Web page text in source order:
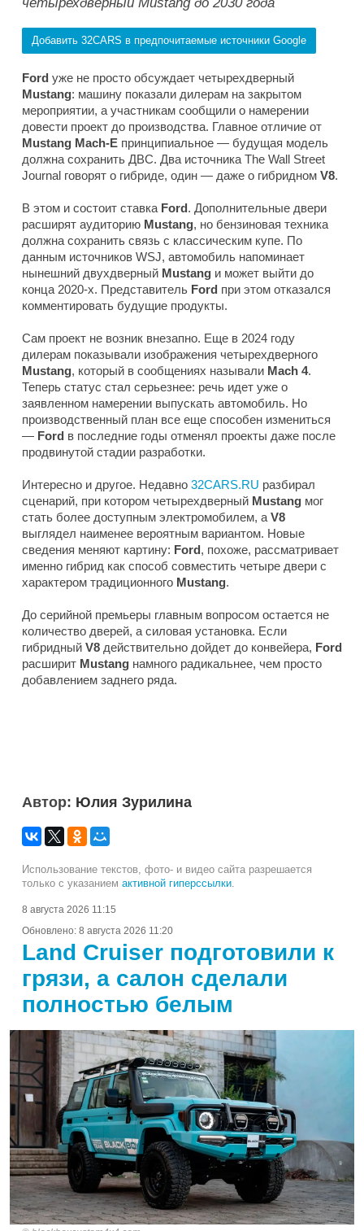
четырехдверный Mustang до 2030 года
Добавить 32CARS в предпочитаемые источники Google
Ford уже не просто обсуждает четырехдверный
Mustang: машину показали дилерам на закрытом
мероприятии, а участникам сообщили о намерении
довести проект до производства. Главное отличие от
Mustang Mach-E принципиальное — будущая модель
должна сохранить ДВС. Два источникаThe Wall Street
Journal говорят о гибриде, один — даже о гибридном V8.
В этом и состоит ставка Ford. Дополнительные двери
расширят аудиторию Mustang, но бензиновая техника
должна сохранить связь с классическим купе. По
данным источников WSJ, автомобиль напоминает
нынешний двухдверный Mustang и может выйти до
конца 2020-х. Представитель Ford при этом отказался
комментировать будущие продукты.
Сам проект не возник внезапно. Еще в 2024 году
дилерам показывали изображения четырехдверного
Mustang, который в сообщениях называли Mach 4.
Теперь статус стал серьезнее: речь идет уже о
заявленном намерении выпускать автомобиль. Но
производственный план все еще способен измениться
— Ford в последние годы отменял проекты даже после
продвинутой стадии разработки.
Интересно и другое. Недавно 32CARS.RU разбирал
сценарий, при котором четырехдверный Mustang мог
стать более доступным электромобилем, аV8
выглядел наименее вероятным вариантом. Новые
сведения меняют картину: Ford, похоже, рассматривает
именно гибрид как способ совместить четыре двери с
характером традиционного Mustang.
До серийной премьеры главным вопросом остается не
количество дверей, а силовая установка. Если
гибридный V8 действительно дойдет до конвейера, Ford
расширит Mustang намного радикальнее, чем просто
добавлением заднего ряда.
Автор: Юлия Зурилина
Использование текстов, фото- и видео сайта разрешается
только с указанием активной гиперссылки.
8 августа 2026 11:15
Обновлено: 8 августа 2026 11:20
Land Cruiser подготовили к
грязи, а салон сделали
полностью белым